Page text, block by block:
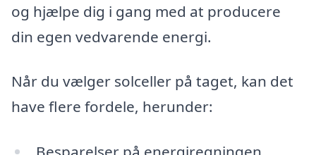
og hjælpe dig i gang med at producere
din egen vedvarende energi.
Når du vælger solceller på taget, kan det
have flere fordele, herunder: